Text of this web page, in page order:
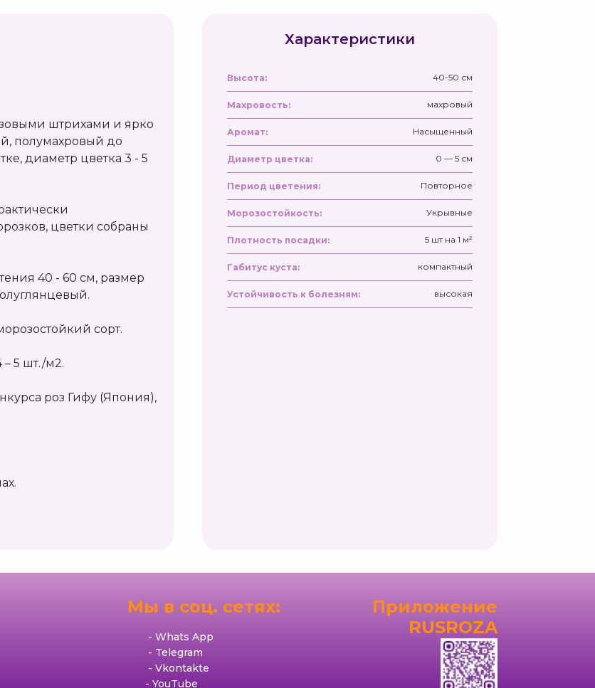
штрихами и ярко
полумахровый до
диаметр цветка 3 - 5
цветки собраны
40 - 60 см, размер
сорт.
– 5 шт./м2.
роз Гифу (Япония),
Характеристики
Высота: 40-50 см
Махровость: махровый
Аромат: Насыщенный
Диаметр цветка: 0 — 5 см
Период цветения: Повторное
Морозостойкость: Укрывные
Плотность посадки: 5 шт на 1 м²
Габитус куста: компактный
Устойчивость к болезням: высокая
Мы в соц. сетях:
Whats App
Telegram
Vkontakte
YouTube
Приложение
RUSROZA